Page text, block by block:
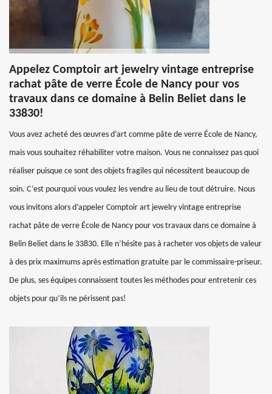
Appelez Comptoir art jewelry vintage entreprise
rachat pâte de verre École de Nancy pour vos
travaux dans ce domaine à Belin Beliet dans le
33830!
Vous avez acheté des œuvres d’art comme pâte de verre École de Nancy,
mais vous souhaitez réhabiliter votre maison. Vous ne connaissez pas quoi
réaliser puisque ce sont des objets fragiles qui nécessitent beaucoup de
soin. C’est pourquoi vous voulez les vendre au lieu de tout détruire. Nous
vous invitons alors d’appeler Comptoir art jewelry vintage entreprise
rachat pâte de verre École de Nancy pour vos travaux dans ce domaine à
Belin Beliet dans le 33830. Elle n’hésite pas à racheter vos objets de valeur
à des prix maximums après estimation gratuite par le commissaire-priseur.
De plus, ses équipes connaissent toutes les méthodes pour entretenir ces
objets pour qu’ils ne périssent pas!